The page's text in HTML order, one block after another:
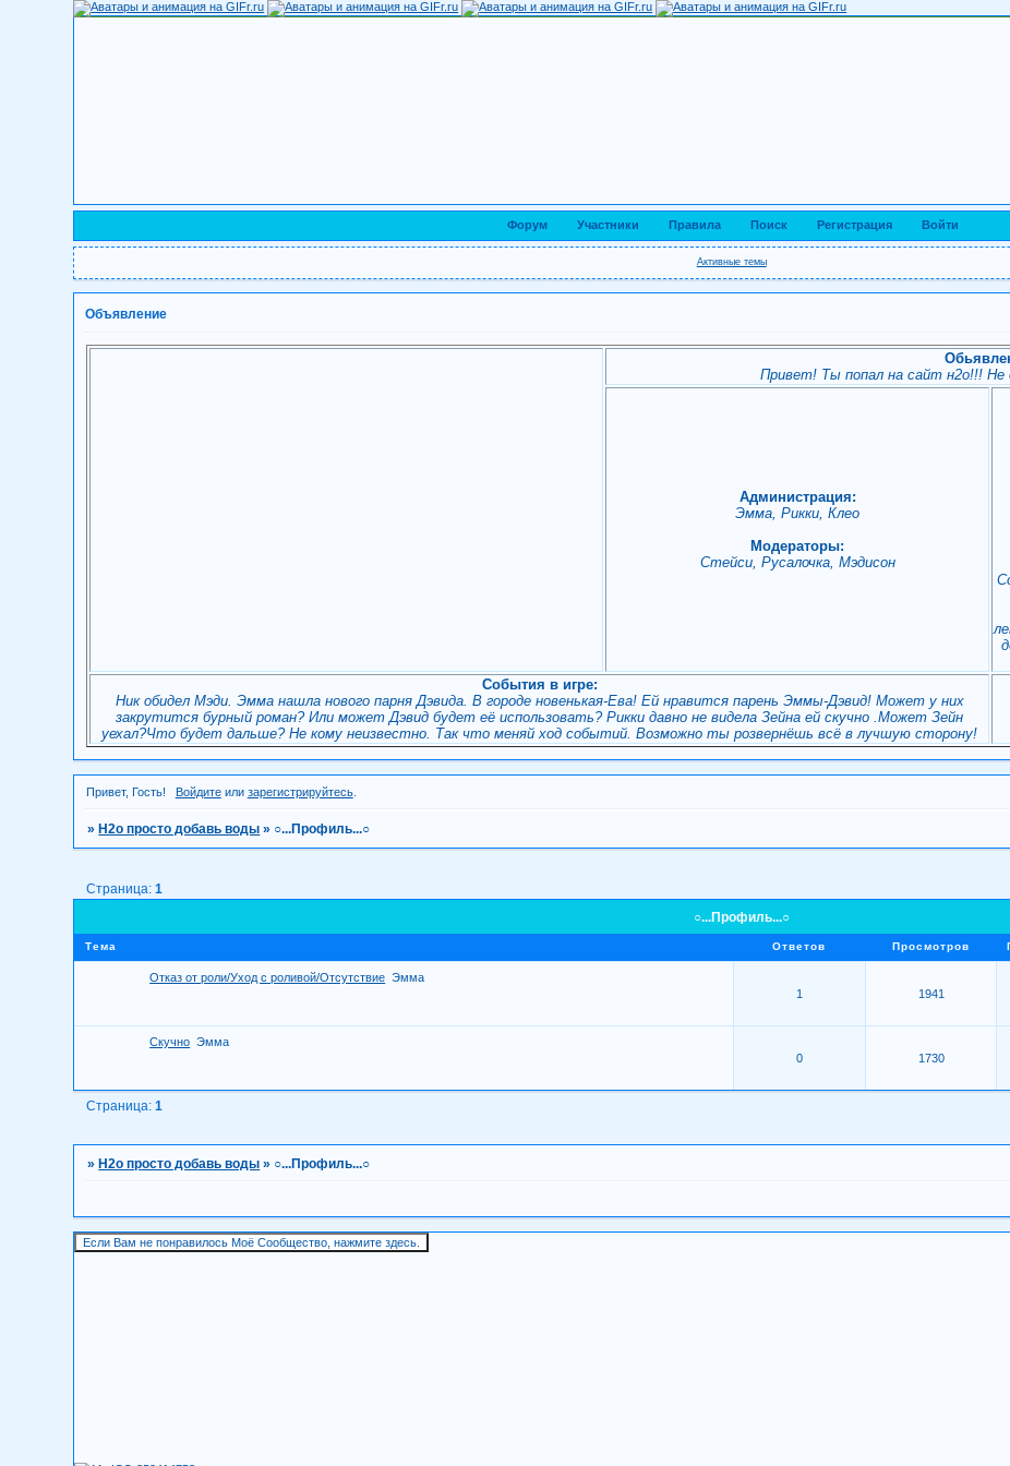
Форум Участники Правила Поиск Регистрация Войти
Активные темы
Объявление
Привет! Ты попал на сайт н2о!!! Не
Администрация:
Эмма, Рикки, Клео
Модераторы:
Стейси, Русалочка, Мэдисон
События в игре:
Ник обидел Мэди. Эмма нашла нового парня Дэвида. В городе новенькая-Ева! Ей нравится парень Эммы-Дэвид! Может у них
закрутится бурный роман? Или может Дэвид будет её использовать? Рикки давно не видела Зейна ей скучно .Может Зейн
уехал?Что будет дальше? Не кому неизвестно. Так что меняй ход событий. Возможно ты розвернёшь всё в лучшую сторону!
Привет, Гость! Войдитеили зарегистрируйтесь.
» H2о просто добавь воды » ○...Профиль...○
○...Профиль...○
Страница:1
Тема Ответов Просмотров
Отказ от роли/Уход с роливой/Отсутствие Эмма
1
1941
Скучно Эмма
0
1730
Страница:1
» H2о просто добавь воды » ○...Профиль...○